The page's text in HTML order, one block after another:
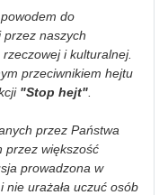
do
naszych
i kulturalnej.
przeciwnikiem hejtu
"Stop hejt"
przez Państwa
przez większość
prowadzona w
nie urażała uczuć osób